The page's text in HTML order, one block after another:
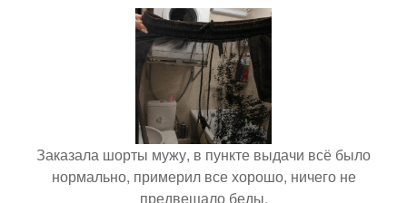
Заказала шорты мужу, в пункте выдачи всё было
нормально, примерил все хорошо, ничего не
предвещало беды.